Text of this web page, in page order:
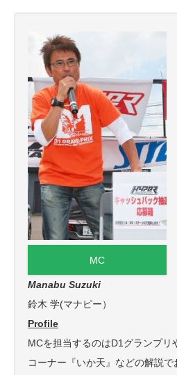
MC
Manabu Suzuki
鈴木 学(マナピー）
Profile
MCを担当するのはD1グランプリ
コーナー『いか天』などの解説で